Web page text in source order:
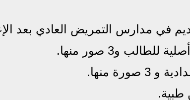
في مدارس التمريض العادي بعد